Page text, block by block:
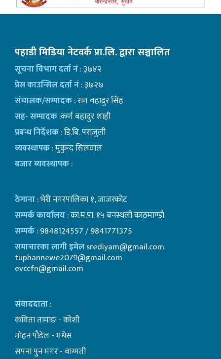
पहाडी मिडिया नेटवर्क प्रा.लि. द्वारा सञ्चालित
सूचना विभाग दर्ता नं: ३७४२
प्रेस काउन्सिल दर्ता नं: ३७२७
संचालक/सम्पादक: राम वहादुर सिंह
सह- सम्पादक:कर्ण बहादुर शाही
प्रबन्ध निर्देशक: डि.बि. पराजुली
ब्यवस्थापक: मुकुन्द सिलवाल
बजार ब्यवस्थापक:
ठेगाना: भेरी नगरपालिका १, जाजरकोट
सम्पर्क कार्यालय: का.म.पा. १५ बनस्थली काठमाण्डाै
सम्पर्क: 9848124557 / 9841771375
समाचारका लागी इमेलsrediyam@gmail.com
tuphannewe2079@gmail.com
evccfn@gmail.com
संवाददाता:
कविता तामाङ - कोशी
माेहन पाैडेल - मधेस
सपना पुन मगर - वाग्मती